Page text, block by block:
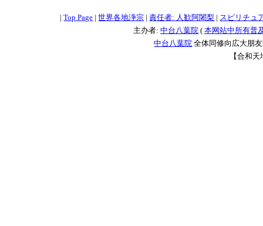
|Top Page |世界各地浄宗 |責任者: 人歓阿闍梨 | スピリチュ
主办者: 中台八葉院 ( 本网站中所有普
中台八葉院 全体同修向広大朋
【合和